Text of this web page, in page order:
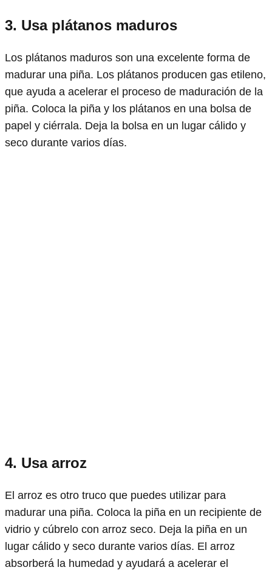
3. Usa plátanos maduros
Los plátanos maduros son una excelente forma de
madurar una piña. Los plátanos producen gas etileno,
que ayuda a acelerar el proceso de maduración de la
piña. Coloca la piña y los plátanos en una bolsa de
papel y ciérrala. Deja la bolsa en un lugar cálido y
seco durante varios días.
4. Usa arroz
El arroz es otro truco que puedes utilizar para
madurar una piña. Coloca la piña en un recipiente de
vidrio y cúbrelo con arroz seco. Deja la piña en un
lugar cálido y seco durante varios días. El arroz
absorberá la humedad y ayudará a acelerar el